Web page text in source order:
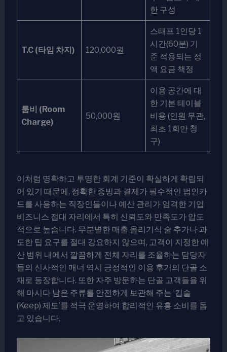
한 구성
T.C (타임 차지) 120,000원
스태프 1인당 1
시간(60분) 기
준 적용되는 정
액 요금 책정
룸비 (Room
Charge)
50,000원
이용 공간에 대
한 기본 테이블
비용 (인원 무관,
최초 1회만 청
구)
이처럼 명확하고 투명한 회계 기준이 확실하게 확립되
어 있기 때문에, 정확한 증빙과 결제가 필수적인 법인카
드를 사용하는 직장인들이나 예산 관리가 엄격한 기업
비즈니스 접대 자리에서 특히 신뢰도와 만족도가 압도
적으로 높습니다. 무분별한 매출 올리기식 술 추가나 과
도한 팁 요구를 절대 강요하지 않으며, 고객이 지정한 예
산 범위 내에서 깔끔하게 전체 자리를 조율하는 담당자
들의 신사적인 매너 역시 긍정적인 이용 후기의 단골 소
재로 등장합니다. 또한 자주 방문하는 단골 고객들을 위
해 마시다 남은 주류를 안전하게 보관해 주는 ‘킵술
(Keep) 제도’를 적극 운영하여 합리적인 유흥 소비를 돕
고 있습니다.